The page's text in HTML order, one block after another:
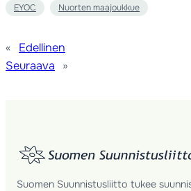
EYOC Nuorten maajoukkue
«
Edellinen
Seuraava
»
Suomen Suunnistusliitto tukee